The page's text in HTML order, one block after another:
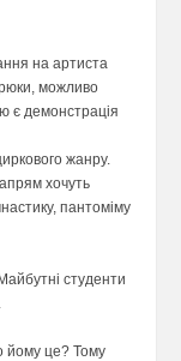
на артиста
можливо
є демонстрація
жанру.
хочуть
пантоміму
студенти
йому це? Тому